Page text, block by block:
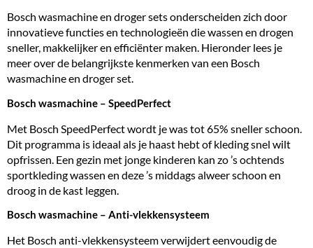
Bosch wasmachine en droger sets onderscheiden zich door
innovatieve functies en technologieën die wassen en drogen
sneller, makkelijker en efficiënter maken. Hieronder lees je
meer over de belangrijkste kenmerken van een Bosch
wasmachine en droger set.
Bosch wasmachine – SpeedPerfect
Met Bosch SpeedPerfect wordt je was tot 65% sneller schoon.
Dit programma is ideaal als je haast hebt of kleding snel wilt
opfrissen. Een gezin met jonge kinderen kan zo ’s ochtends
sportkleding wassen en deze ’s middags alweer schoon en
droog in de kast leggen.
Bosch wasmachine – Anti-vlekkensysteem
Het Bosch anti-vlekkensysteem verwijdert eenvoudig de